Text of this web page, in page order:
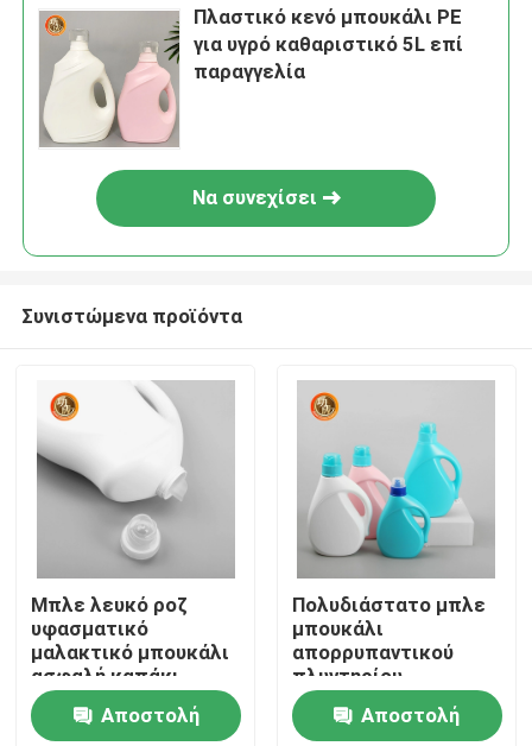
Προϊόντα
Βίντεο
Πλαστικό κενό μπουκάλι PE
για υγρό καθαριστικό 5L επί
παραγγελία
Να συνεχίσει
Συνιστώμενα προϊόντα
Μπλε λευκό ροζ
υφασματικό
μαλακτικό μπουκάλι
ασφαλή καπάκι
τύπου
Αποστολή
Πολυδιάστατο μπλε
μπουκάλι
απορρυπαντικού
πλυντηρίου
επαναγεμιζόμενο
μπουκάλι υγρού
Αποστολή